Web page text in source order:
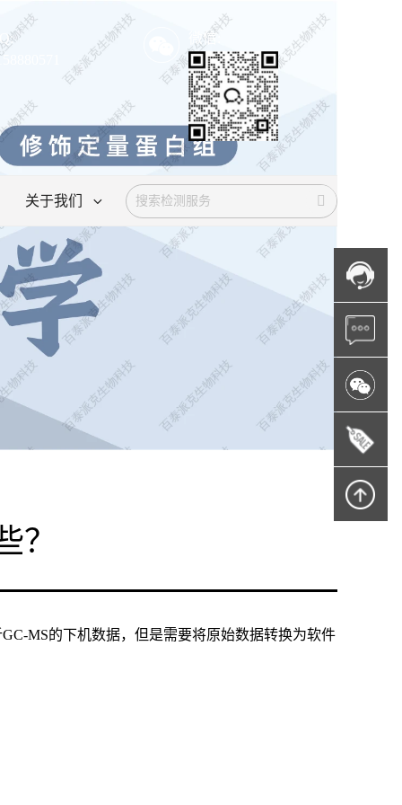
微信:
关于我们
？
MS的下机数据，但是需要将原始数据转换为软件